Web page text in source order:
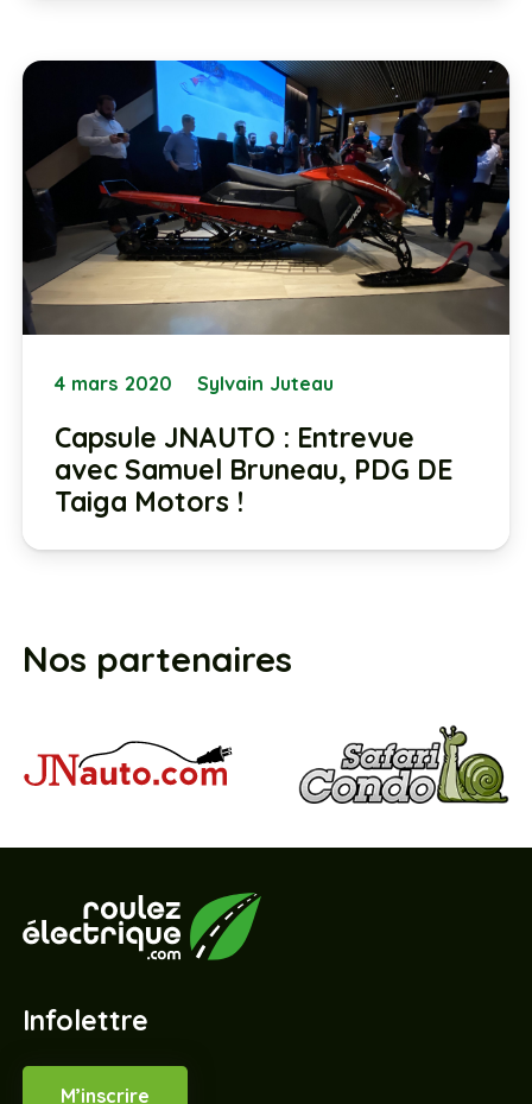
4 mars 2020 Sylvain Juteau
Capsule JNAUTO : Entrevue
avec Samuel Bruneau, PDG DE
Taiga Motors !
Nos partenaires
Infolettre
M’inscrire